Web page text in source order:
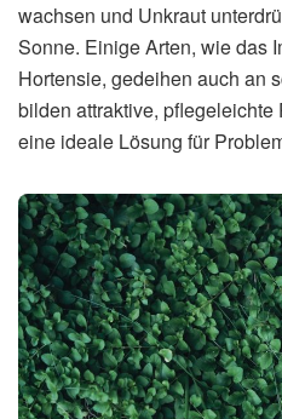
wachsen und Unkraut
Sonne. Einige Arten, wie das
Hortensie, gedeihen auch an
bilden attraktive,
eine ideale Lösung für